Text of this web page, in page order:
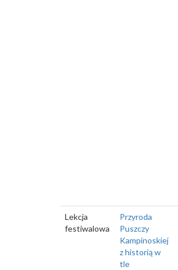
Lekcja
festiwalowa
Przyroda
Puszczy
Kampinoskiej
z historią w
tle